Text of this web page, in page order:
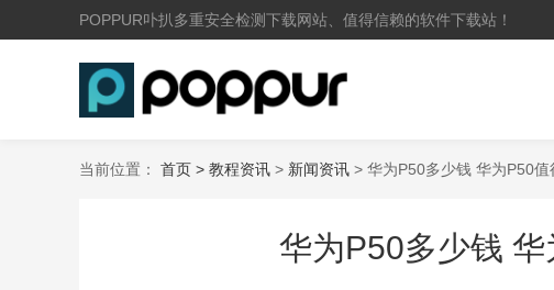
POPPUR卟扒多重安全检测下载网站、值得信赖的软件下载站！
当前位置： 首页 > 教程资讯 > 新闻资讯 > 华为P50多少钱 华为P50值
华为P50多少钱